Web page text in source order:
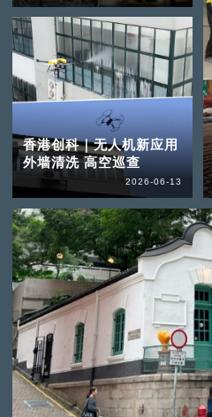
香港创科｜无人机新应用
外墙清洗 高空巡查
2026-06-13